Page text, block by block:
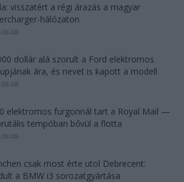
visszatért a régi árazás a magyar
hálózaton
08-08
dollár alá szorult a Ford elektromos
ára, és nevet is kapott a modell
08-08
elektromos furgonnál tart a Royal Mail —
tempóban bővül a flotta
08-08
csak most érte utol Debrecent:
a BMW i3 sorozatgyártása